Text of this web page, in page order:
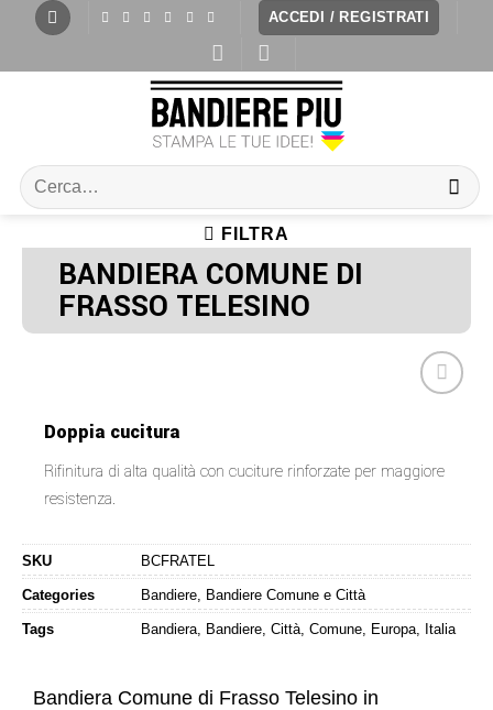
ACCEDI / REGISTRATI
FILTRA
BANDIERA COMUNE DI
FRASSO TELESINO
Doppia cucitura
Rifinitura di alta qualità con cuciture rinforzate per maggiore
resistenza.
SKU BCFRATEL
Categories Bandiere, Bandiere Comune e Città
Tags Bandiera, Bandiere, Città, Comune, Europa, Italia
Bandiera Comune di Frasso Telesino in